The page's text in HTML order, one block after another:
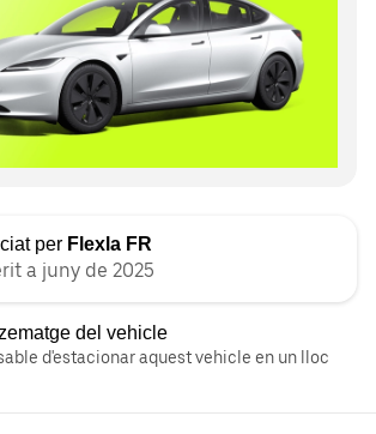
per Flexla FR
a juny de 2025
del vehicle
d'estacionar aquest vehicle en un lloc